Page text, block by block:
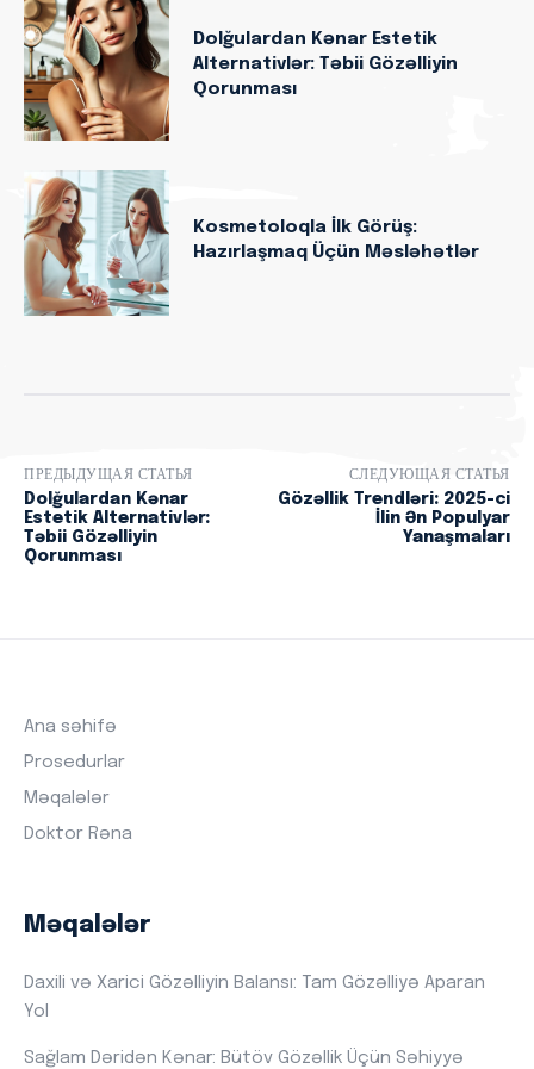
Dolğulardan Kənar Estetik
Alternativlər: Təbii Gözəlliyin
Qorunması
Kosmetoloqla İlk Görüş:
Hazırlaşmaq Üçün Məsləhətlər
ПРЕДЫДУЩАЯ СТАТЬЯ
Dolğulardan Kənar
Estetik Alternativlər:
Təbii Gözəlliyin
Qorunması
СЛЕДУЮЩАЯ СТАТЬЯ
Gözəllik Trendləri: 2025-ci
İlin Ən Populyar
Yanaşmaları
Ana səhifə
Prosedurlar
Məqalələr
Doktor Rəna
Məqalələr
Daxili və Xarici Gözəlliyin Balansı: Tam Gözəlliyə Aparan
Yol
Sağlam Dəridən Kənar: Bütöv Gözəllik Üçün Səhiyyə